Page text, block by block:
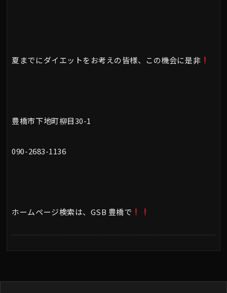
夏までにダイエットをお考えの皆様、この機会に是非
豊橋市下地町柳目30-1
090-2683-1136
ホームページ検索は、GSB 豊橋で